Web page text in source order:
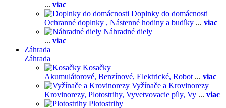
... viac
Doplnky do domácnosti
Ochranné doplnky , Nástenné hodiny a budíky ... viac
Náhradné diely
... viac
Záhrada
Záhrada
Kosačky
Akumulátorové, Benzínové, Elektrické, Robot ... viac
Vyžínače a Krovinorezy
Krovinorezy, Plotostrihy, Vyvetvovacie píly, Vy ... viac
Plotostrihy